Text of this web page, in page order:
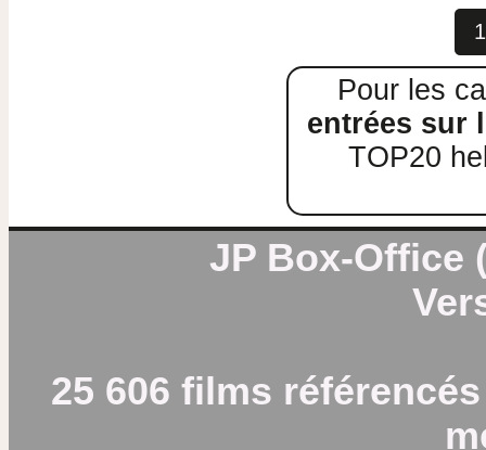
Pour les
entrées sur
TOP20
JP Box-Office
25 606 films